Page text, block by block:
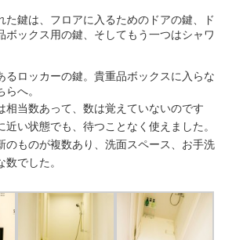
た鍵は、フロアに入るためのドアの鍵、ド
ボックス用の鍵、そしてもう一つはシャワ
るロッカーの鍵。貴重品ボックスに入らな
へ。
相当数あって、数は覚えていないのです
近い状態でも、待つことなく使えました。
のものが複数あり、洗面スペース、お手洗
でした。